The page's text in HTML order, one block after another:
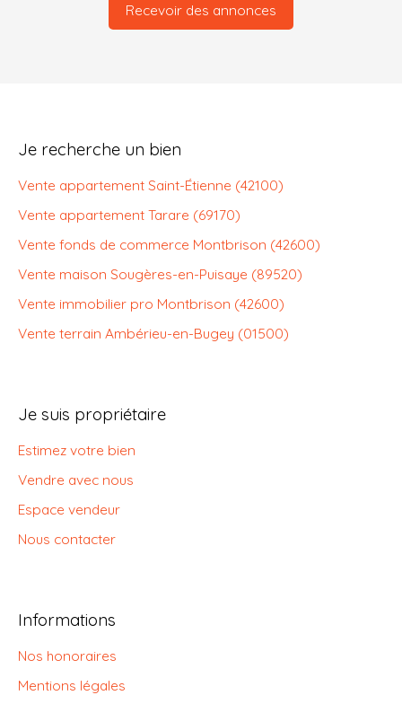
Recevoir des annonces
Je recherche un bien
Vente appartement Saint-Étienne (42100)
Vente appartement Tarare (69170)
Vente fonds de commerce Montbrison (42600)
Vente maison Sougères-en-Puisaye (89520)
Vente immobilier pro Montbrison (42600)
Vente terrain Ambérieu-en-Bugey (01500)
Je suis propriétaire
Estimez votre bien
Vendre avec nous
Espace vendeur
Nous contacter
Informations
Nos honoraires
Mentions légales